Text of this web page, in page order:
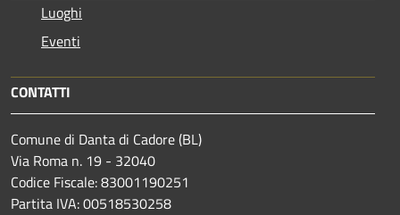
Luoghi
Eventi
CONTATTI
Comune di Danta di Cadore (BL)
Via Roma n. 19 - 32040
Codice Fiscale: 83001190251
Partita IVA: 00518530258